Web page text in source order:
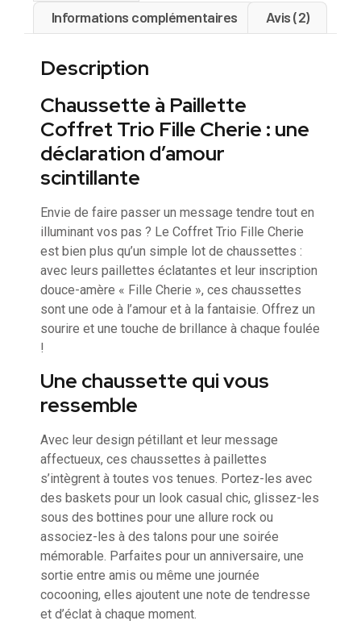
Informations complémentaires
Avis (2)
Description
Chaussette à Paillette
Coffret Trio Fille Cherie : une
déclaration d’amour
scintillante
Envie de faire passer un message tendre tout en
illuminant vos pas ? Le Coffret Trio Fille Cherie
est bien plus qu’un simple lot de chaussettes :
avec leurs paillettes éclatantes et leur inscription
douce-amère « Fille Cherie », ces chaussettes
sont une ode à l’amour et à la fantaisie. Offrez un
sourire et une touche de brillance à chaque foulée
!
Une chaussette qui vous
ressemble
Avec leur design pétillant et leur message
affectueux, ces chaussettes à paillettes
s’intègrent à toutes vos tenues. Portez-les avec
des baskets pour un look casual chic, glissez-les
sous des bottines pour une allure rock ou
associez-les à des talons pour une soirée
mémorable. Parfaites pour un anniversaire, une
sortie entre amis ou même une journée
cocooning, elles ajoutent une note de tendresse
et d’éclat à chaque moment.